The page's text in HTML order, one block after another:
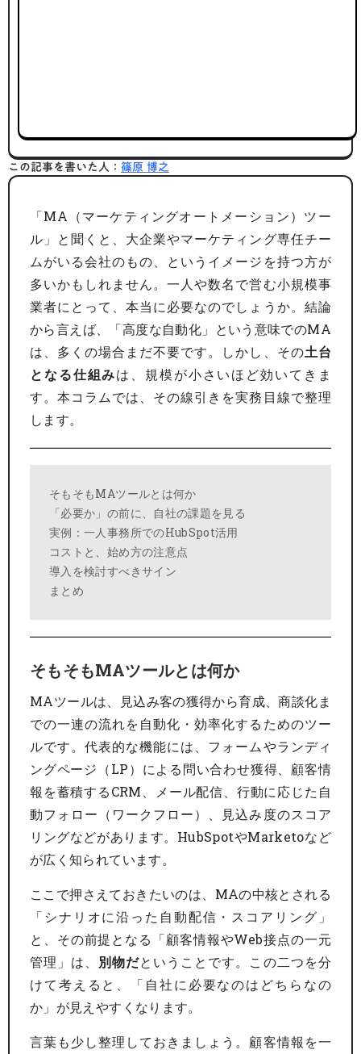
この記事を書いた人：篠原 博之
「MA（マーケティングオートメーション）ツー
ル」と聞くと、大企業やマーケティング専任チー
ムがいる会社のもの、というイメージを持つ方が
多いかもしれません。一人や数名で営む小規模事
業者にとって、本当に必要なのでしょうか。結論
から言えば、「高度な自動化」という意味でのMA
は、多くの場合まだ不要です。しかし、その土台
となる仕組みは、規模が小さいほど効いてきま
す。本コラムでは、その線引きを実務目線で整理
します。
そもそもMAツールとは何か
「必要か」の前に、自社の課題を見る
実例：一人事務所でのHubSpot活用
コストと、始め方の注意点
導入を検討すべきサイン
まとめ
そもそもMAツールとは何か
MAツールは、見込み客の獲得から育成、商談化ま
での一連の流れを自動化・効率化するためのツー
ルです。代表的な機能には、フォームやランディ
ングページ（LP）による問い合わせ獲得、顧客情
報を蓄積するCRM、メール配信、行動に応じた自
動フォロー（ワークフロー）、見込み度のスコア
リングなどがあります。HubSpotやMarketoなど
が広く知られています。
ここで押さえておきたいのは、MAの中核とされる
「シナリオに沿った自動配信・スコアリング」
と、その前提となる「顧客情報やWeb接点の一元
管理」は、 別物だということです。この二つを分
けて考えると、「自社に必要なのはどちらなの
か」が見えやすくなります。
言葉も少し整理しておきましょう。顧客情報を一